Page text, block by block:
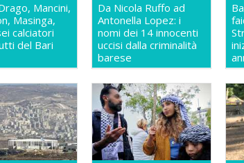
Mancini,
Masinga,
calciatori
del Bari
Da Nicola Ruffo ad
Antonella Lopez: i
nomi dei 14 innocenti
uccisi dalla criminalità
barese